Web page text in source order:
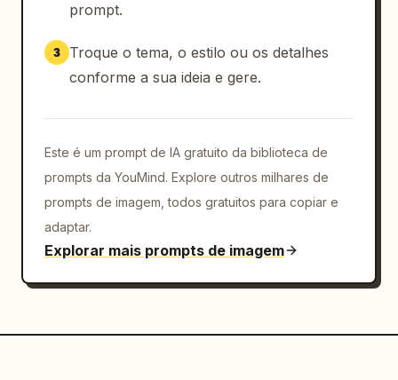
prompt.
3
Troque o tema, o estilo ou os detalhes
conforme a sua ideia e gere.
Este é um prompt de IA gratuito da biblioteca de
prompts da YouMind. Explore outros milhares de
prompts de imagem, todos gratuitos para copiar e
adaptar.
Explorar mais prompts de imagem